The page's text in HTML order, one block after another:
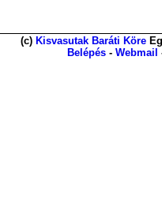
(c) Kisvasutak Baráti Köre
Belépés - Webmail